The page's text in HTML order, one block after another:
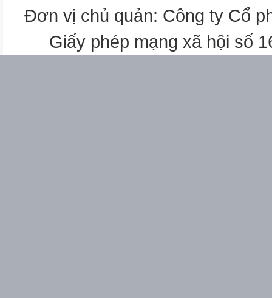
Đơn vị chủ quản: Công ty Cổ
Giấy phép mạng xã hội số